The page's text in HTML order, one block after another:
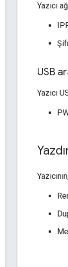
Yazıcı
USB
Yazıcı